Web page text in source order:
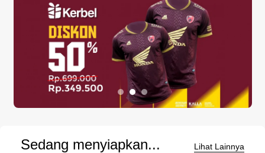
Sedang menyiapkan... Lihat Lainnya